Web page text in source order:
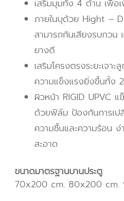
เสริมมุมทั้ง 4 ด้าน เพื่อ
ภายในบุด้วย Hight –
สามารถกันเสียงรบกวน
ยางดี
เสริมโครงตรงระยะเจ
ความแข็งแรงยิ่งขึ้นทั้ง
ผิวหน้า RIGID UPVC
ด้วยฟิล์ม ป้องกันการเป
ความชื้นและความร้อน
สะอาด
ขนาดมาตรฐานบานประตู
70x200 cm. 80x200 cm.